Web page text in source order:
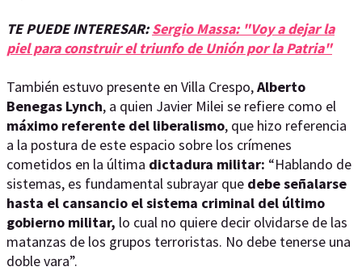
TE PUEDE INTERESAR:Sergio Massa: "Voy a dejar la
piel para construir el triunfo de Unión por la Patria"
También estuvo presente en Villa Crespo,Alberto
Benegas Lynch, a quien Javier Milei se refiere como el
máximo referente del liberalismo, que hizo referencia
a la postura de este espacio sobre los crímenes
cometidos en la última dictadura militar: “Hablando de
sistemas, es fundamental subrayar que debe señalarse
hasta el cansancio el sistema criminal del último
gobierno militar, lo cual no quiere decir olvidarse de las
matanzas de los grupos terroristas. No debe tenerse una
doble vara”.